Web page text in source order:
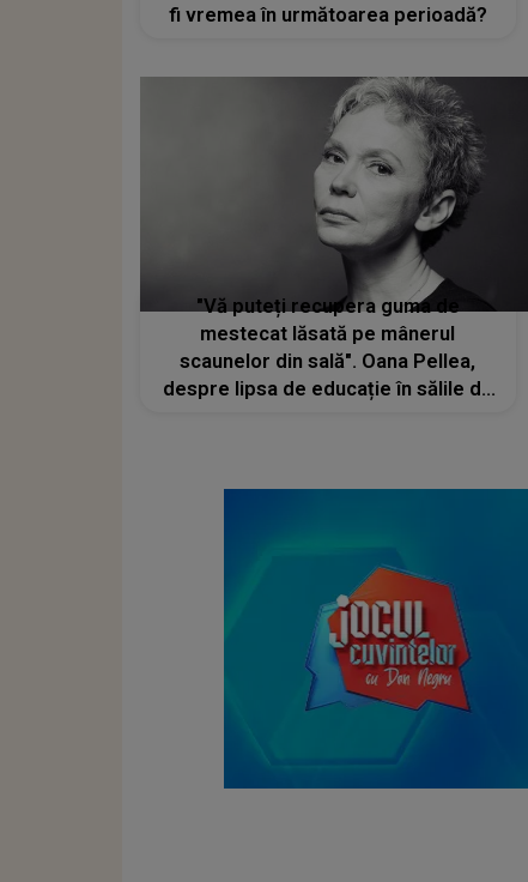
fi vremea în următoarea perioadă?
"Vă puteți recupera guma de
mestecat lăsată pe mânerul
scaunelor din sală". Oana Pellea,
despre lipsa de educație în sălile de